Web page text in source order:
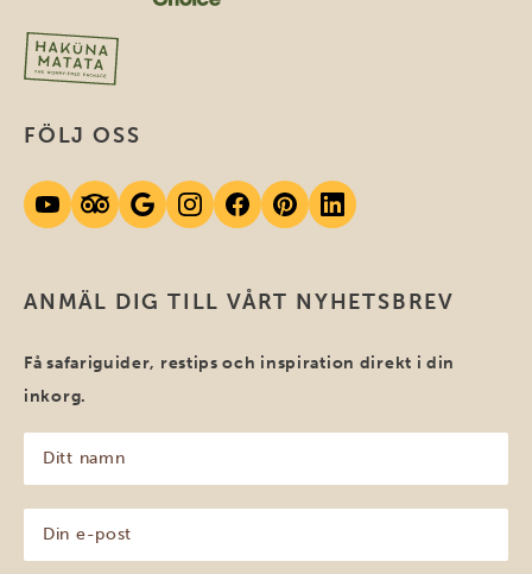
ANMÄL DIG TILL VÅRT NYHETSBREV
Få safariguider, restips och inspiration direkt i din
inkorg.
namn
(Obligatoriskt)
post
FÖLJ OSS